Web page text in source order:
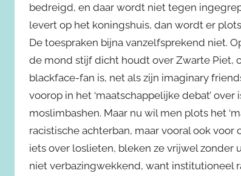
bedreigd, en daar wordt niet tegen
levert op het koningshuis, dan wordt er
De toespraken bijna vanzelfsprekend niet.
de mond stijf dicht houdt over Zwarte Piet,
blackface-fan is, net als zijn imaginary
voorop in het ‘maatschappelijke debat’
moslimbashen. Maar nu wil men plots het
racistische achterban, maar vooral ook
iets over loslieten, bleken ze vrijwel zonder
niet verbazingwekkend, want institutioneel